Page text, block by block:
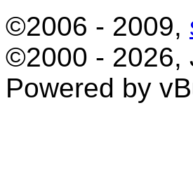
©2006 - 2009,
©2000 - 2026,
Powered by